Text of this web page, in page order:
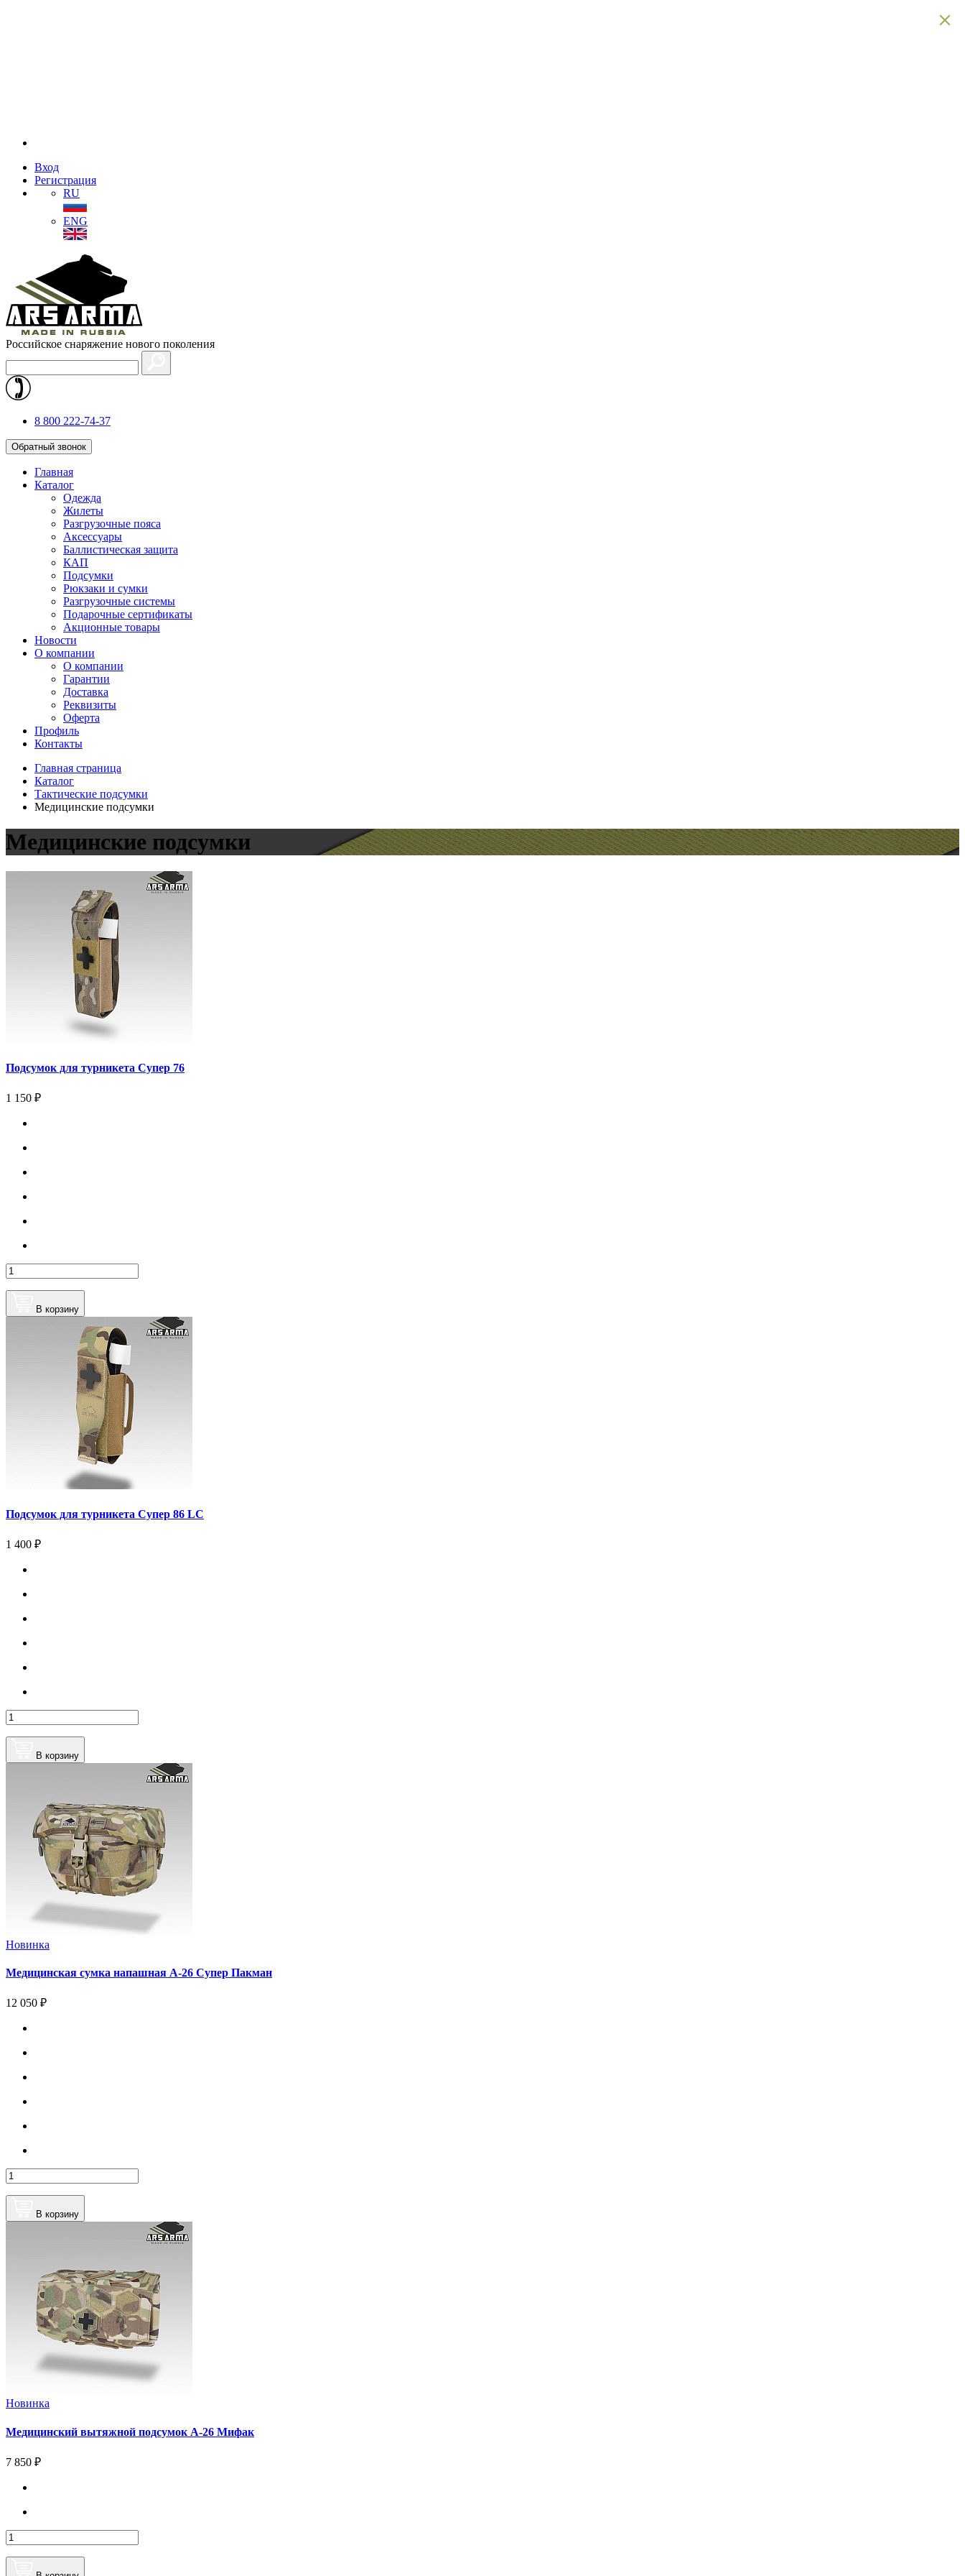
Вход
Регистрация
RU
ENG
Российское снаряжение нового поколения
8 800 222-74-37
Обратный звонок
Главная
Каталог
Одежда
Жилеты
Разгрузочные пояса
Аксессуары
Баллистическая защита
КАП
Подсумки
Рюкзаки и сумки
Разгрузочные системы
Подарочные сертификаты
Акционные товары
Новости
О компании
О компании
Гарантии
Доставка
Реквизиты
Оферта
Профиль
Контакты
Главная страница
Каталог
Тактические подсумки
Медицинские подсумки
Медицинские подсумки
Подсумок для турникета Супер 76
1 150 ₽
В корзину
Подсумок для турникета Супер 86 LC
1 400 ₽
В корзину
Новинка
Медицинская сумка напашная А-26 Супер Пакман
12 050 ₽
В корзину
Новинка
Медицинский вытяжной подсумок А-26 Мифак
7 850 ₽